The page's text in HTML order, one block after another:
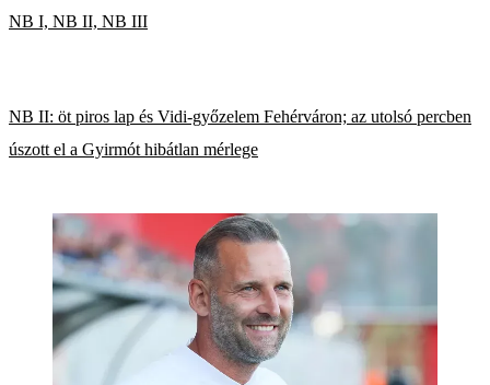
NB I, NB II, NB III
NB II: öt piros lap és Vidi-győzelem Fehérváron; az utolsó percben
úszott el a Gyirmót hibátlan mérlege